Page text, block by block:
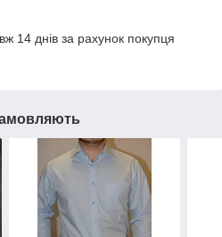
14 днів за рахунок покупця